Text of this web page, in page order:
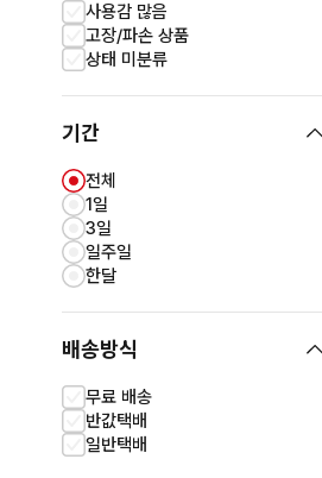
사용감 많음
고장/파손 상품
상태 미분류
기간
전체
1일
3일
일주일
한달
배송방식
무료 배송
반값택배
일반택배